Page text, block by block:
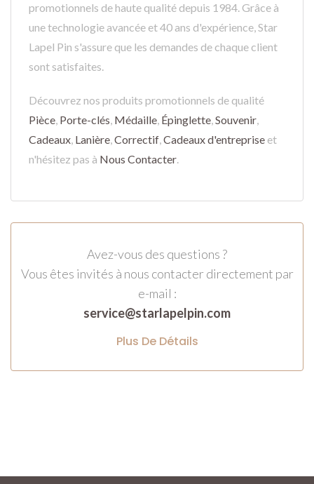
promotionnels de haute qualité depuis 1984. Grâce à
une technologie avancée et 40 ans d'expérience, Star
Lapel Pin s'assure que les demandes de chaque client
sont satisfaites.
Découvrez nos produits promotionnels de qualité
Pièce, Porte-clés, Médaille, Épinglette,Souvenir,
Cadeaux, Lanière,Correctif,Cadeaux d'entreprise et
n'hésitez pas à Nous Contacter.
Avez-vous des questions ?
Vous êtes invités à nous contacter directement par
e-mail :
service@starlapelpin.com
Plus De Détails